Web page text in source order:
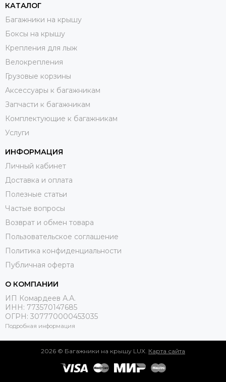
КАТАЛОГ
Багажники на крышу
Боксы на крышу
Крепления для лыж
Велокрепления
Грузовые корзины
Аксессуары к багажникам
Запчасти к багажникам
Комплектующие к багажникам
Услуги
ИНФОРМАЦИЯ
Личный кабинет
Доставка и оплата
Полезные статьи
Частые вопросы
Возврат и обмен товара
Пользовательское соглашение
Политика конфиденциальности
Публичная оферта
О КОМПАНИИ
ИП Комардеев А.А.
ИНН: 773570147685
ОГРН: 307770000453035
Подробная информация
2026 © Багажники на крышу LUX. Карта сайта